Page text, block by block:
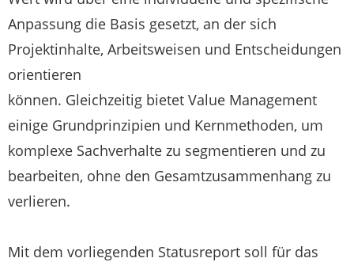
Anpassung die Basis gesetzt, an der sich
Projektinhalte, Arbeitsweisen und Entscheidungen
orientieren
können. Gleichzeitig bietet Value Management
einige Grundprinzipien und Kernmethoden, um
komplexe Sachverhalte zu segmentieren und zu
bearbeiten, ohne den Gesamtzusammenhang zu
verlieren.
Mit dem vorliegenden Statusreport soll für das